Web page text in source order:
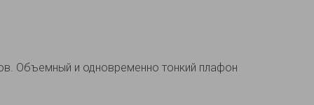
Объемный и одновременно тонкий плафон